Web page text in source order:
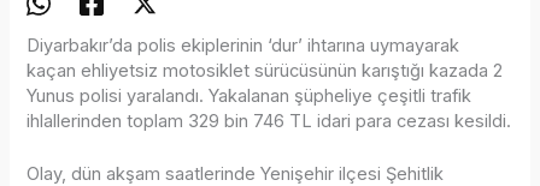
Diyarbakır’da polis ekiplerinin ‘dur’ ihtarına uymayarak
kaçan ehliyetsiz motosiklet sürücüsünün karıştığı kazada 2
Yunus polisi yaralandı. Yakalanan şüpheliye çeşitli trafik
ihlallerinden toplam 329 bin 746 TL idari para cezası kesildi.
Olay, dün akşam saatlerinde Yenişehir ilçesi Şehitlik